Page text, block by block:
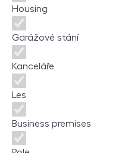
Housing
Garážové stání
Kanceláře
Les
Business premises